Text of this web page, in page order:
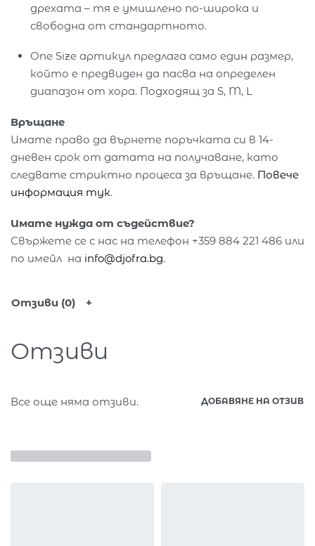
дрехата – тя е умишлено по-широка и
свободна от стандартното.
One Size артикул предлага само един размер,
който е предвиден да пасва на определен
диапазон от хора. Подходящ за S, M, L
Връщане
Имате право да върнете поръчката си в 14-
дневен срок от датата на получаване, като
следвате стриктно процеса за връщане. Повече
информация тук.
Имате нужда от съдействие?
Свържете се с нас на телефон +359 884 221 486 или
по имейл на info@djofra.bg.
Отзиви (0)
Отзиви
Все още няма отзиви. ДОБАВЯНЕ НА ОТЗИВ